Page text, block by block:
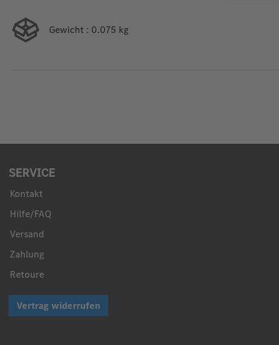
Gewicht : 0.075 kg
SERVICE
Kontakt
Hilfe/FAQ
Versand
Zahlung
Retoure
Vertrag widerrufen